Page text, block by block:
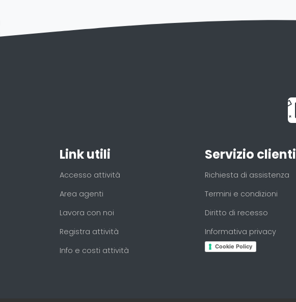
Link utili
Accesso attività
Area agenti
Lavora con noi
Registra attività
Info e costi attività
Servizio clienti
Richiesta di assistenza
Termini e condizioni
Diritto di recesso
Informativa privacy
Cookie Policy